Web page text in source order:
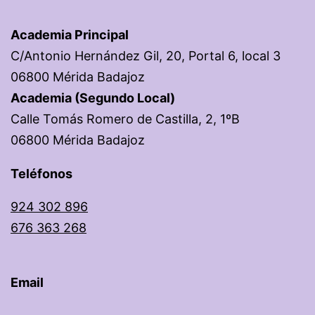
Academia Principal
C/Antonio Hernández Gil, 20, Portal 6, local 3
06800 Mérida Badajoz
Academia (Segundo Local)
Calle Tomás Romero de Castilla, 2, 1ºB
06800 Mérida Badajoz
Teléfonos
924 302 896
676 363 268
Email